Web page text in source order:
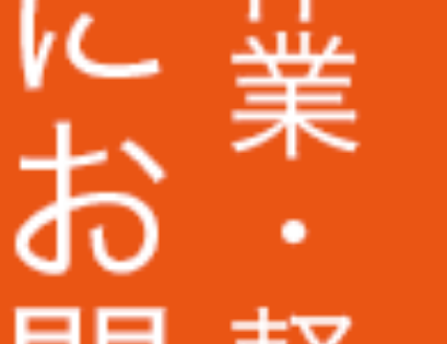
アライ電機産業株式会社様
株式会社いつも.様
株式会社ピーエスシー様